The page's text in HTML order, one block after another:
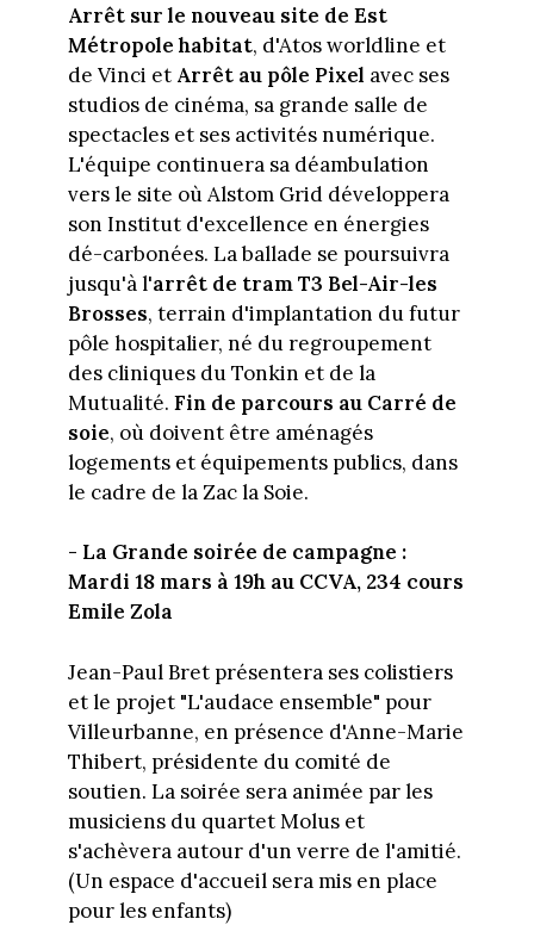
Arrêt sur le nouveau site de Est
Métropole habitat, d'Atos worldline et
de Vinci etArrêt au pôle Pixel avec ses
studios de cinéma, sa grande salle de
spectacles et ses activités numérique.
L'équipe continuera sa déambulation
vers le site où Alstom Grid développera
son Institut d'excellence en énergies
dé-carbonées. La ballade se poursuivra
jusqu'à l'arrêt de tram T3 Bel-Air-les
Brosses, terrain d'implantation du futur
pôle hospitalier, né du regroupement
des cliniques du Tonkin et de la
Mutualité. Fin de parcours au Carré de
soie, où doivent être aménagés
logements et équipements publics, dans
le cadre de la Zac la Soie.
- La Grande soirée de campagne :
Mardi 18 mars à 19h au CCVA, 234 cours
Emile Zola
Jean-Paul Bret présentera ses colistiers
et le projet "L'audace ensemble" pour
Villeurbanne, en présence d'Anne-Marie
Thibert, présidente du comité de
soutien. La soirée sera animée par les
musiciens du quartet Molus et
s'achèvera autour d'un verre de l'amitié.
(Un espace d'accueil sera mis en place
pour les enfants)